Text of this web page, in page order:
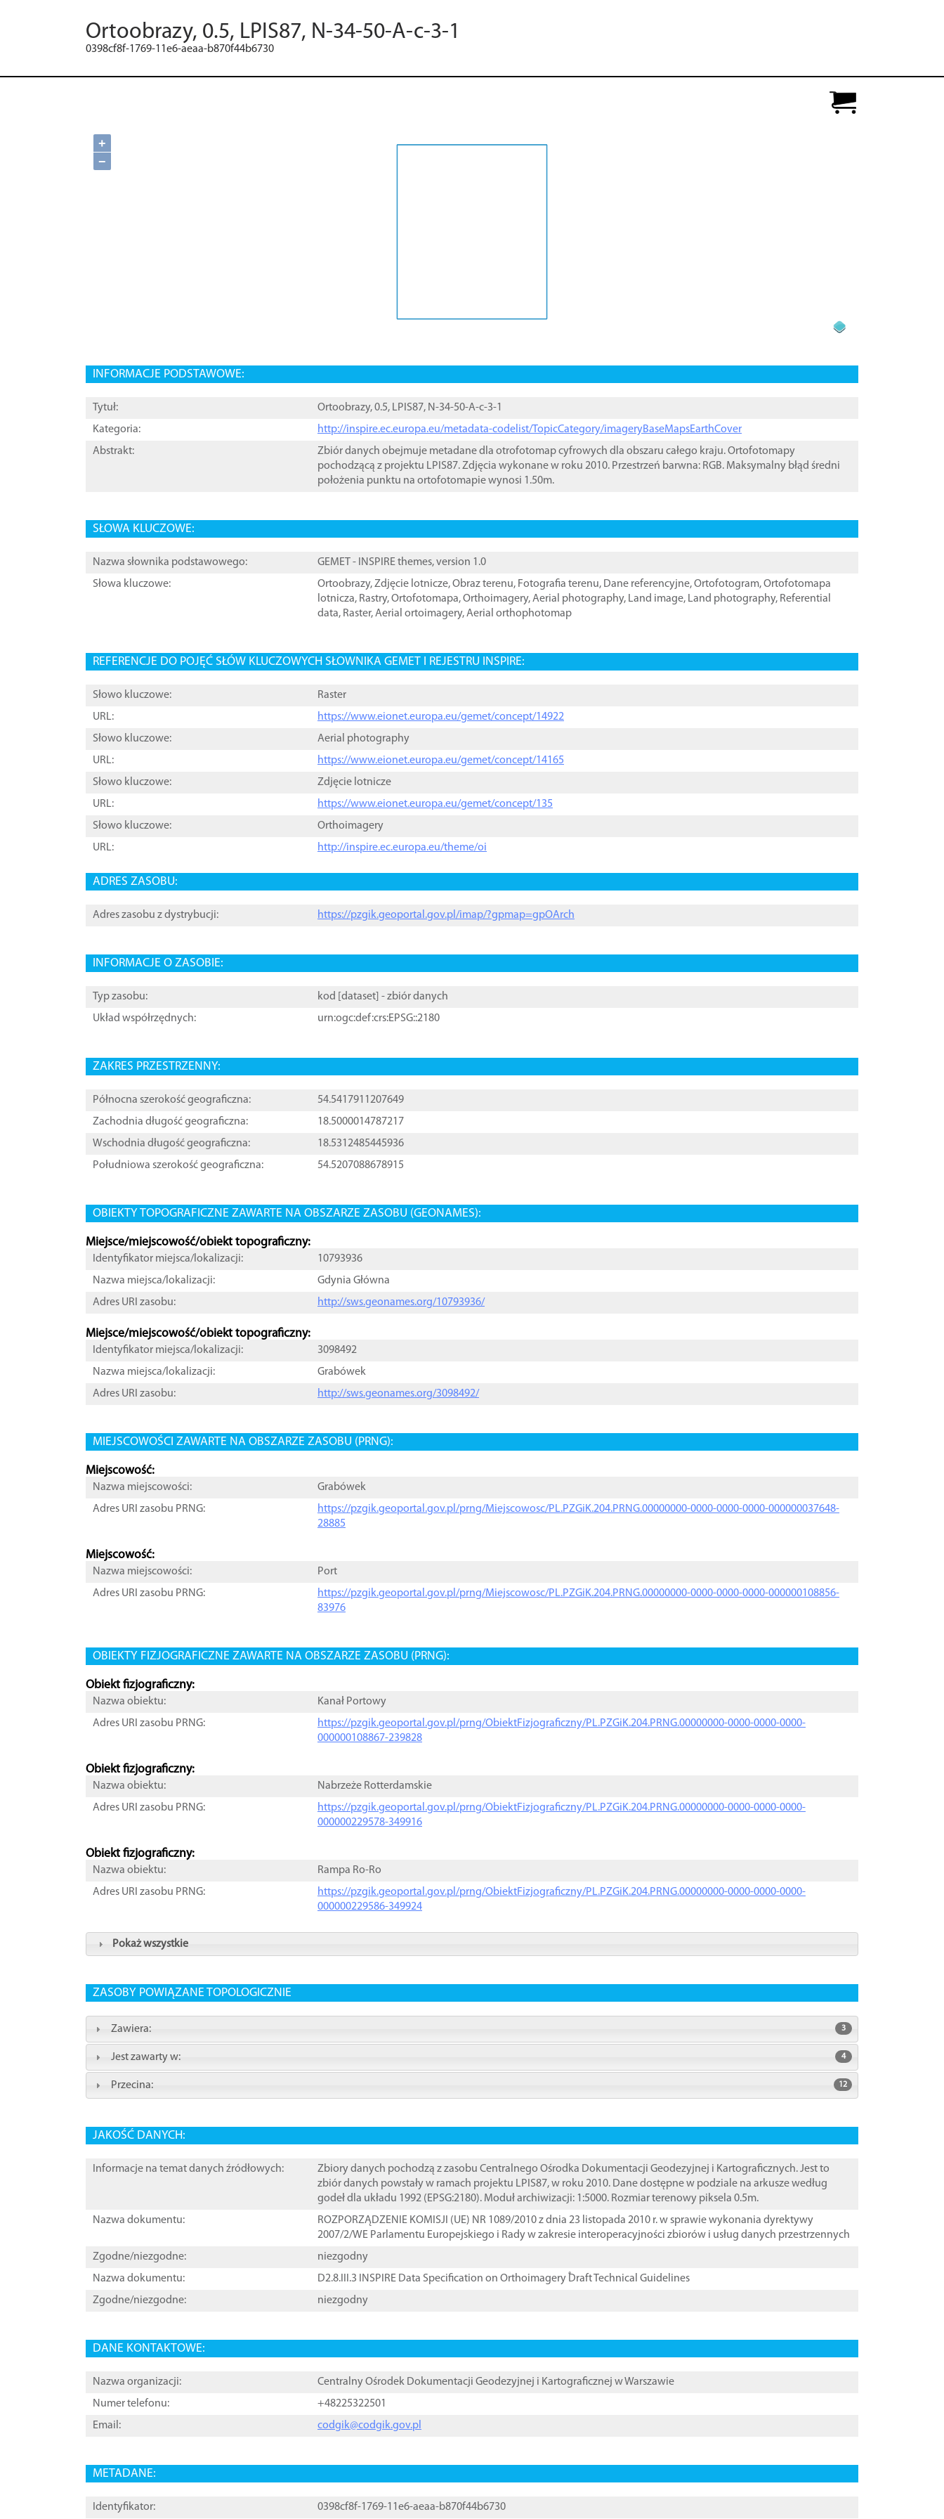
Ortoobrazy, 0.5, LPIS87, N-34-50-A-c-3-1
0398cf8f-1769-11e6-aeaa-b870f44b6730
+
−
INFORMACJE PODSTAWOWE:
Tytuł:
Ortoobrazy, 0.5, LPIS87, N-34-50-A-c-3-1
Kategoria:
http://inspire.ec.europa.eu/metadata-codelist/TopicCategory/imageryBaseMapsEarthCover
Abstrakt:
Zbiór danych obejmuje metadane dla otrofotomap cyfrowych dla obszaru całego kraju. Ortofotomapy
pochodzącą z projektu LPIS87. Zdjęcia wykonane w roku 2010. Przestrzeń barwna: RGB. Maksymalny błąd średni
położenia punktu na ortofotomapie wynosi 1.50m.
SŁOWA KLUCZOWE:
Nazwa słownika podstawowego:
GEMET - INSPIRE themes, version 1.0
Słowa kluczowe:
Ortoobrazy,Zdjęcie lotnicze,Obraz terenu, Fotografia terenu, Dane referencyjne,Ortofotogram,Ortofotomapa
lotnicza, Rastry,Ortofotomapa,Orthoimagery,Aerial photography, Land image, Land photography, Referential
data, Raster,Aerial ortoimagery,Aerial orthophotomap
REFERENCJE DO POJĘĆ SŁÓW KLUCZOWYCH SŁOWNIKA GEMET I REJESTRU INSPIRE:
Słowo kluczowe:
Raster
URL:
https://www.eionet.europa.eu/gemet/concept/14922
Słowo kluczowe:
Aerial photography
URL:
https://www.eionet.europa.eu/gemet/concept/14165
Słowo kluczowe:
Zdjęcie lotnicze
URL:
https://www.eionet.europa.eu/gemet/concept/135
Słowo kluczowe:
Orthoimagery
URL:
http://inspire.ec.europa.eu/theme/oi
ADRES ZASOBU:
Adres zasobu z dystrybucji: https://pzgik.geoportal.gov.pl/imap/?gpmap=gpOArch
INFORMACJE O ZASOBIE:
Typ zasobu: kod [ dataset ] - zbiór danych
Układ współrzędnych:
urn:ogc:def:crs:EPSG::2180
ZAKRES PRZESTRZENNY:
Północna szerokość geograficzna:
54.5417911207649
Zachodnia długość geograficzna:
18.5000014787217
Wschodnia długość geograficzna:
18.5312485445936
Południowa szerokość geograficzna:
54.5207088678915
OBIEKTY TOPOGRAFICZNE ZAWARTE NA OBSZARZE ZASOBU (GEONAMES):
Miejsce/miejscowość/obiekt topograficzny:
Identyfikator miejsca/lokalizacji:
10793936
Nazwa miejsca/lokalizacji:
Gdynia Główna
Adres URI zasobu:
http://sws.geonames.org/10793936/
Miejsce/miejscowość/obiekt topograficzny:
Identyfikator miejsca/lokalizacji:
3098492
Nazwa miejsca/lokalizacji:
Grabówek
Adres URI zasobu:
http://sws.geonames.org/3098492/
MIEJSCOWOŚCI ZAWARTE NA OBSZARZE ZASOBU (PRNG):
Miejscowość:
Nazwa miejscowości:
Grabówek
Adres URI zasobu PRNG:
https://pzgik.geoportal.gov.pl/prng/Miejscowosc/PL.PZGiK.204.PRNG.00000000-0000-0000-0000-000000037648-
28885
Miejscowość:
Nazwa miejscowości:
Port
Adres URI zasobu PRNG:
https://pzgik.geoportal.gov.pl/prng/Miejscowosc/PL.PZGiK.204.PRNG.00000000-0000-0000-0000-000000108856-
83976
OBIEKTY FIZJOGRAFICZNE ZAWARTE NA OBSZARZE ZASOBU (PRNG):
Obiekt fizjograficzny:
Nazwa obiektu:
Kanał Portowy
Adres URI zasobu PRNG:
https://pzgik.geoportal.gov.pl/prng/ObiektFizjograficzny/PL.PZGiK.204.PRNG.00000000-0000-0000-0000-
000000108867-239828
Obiekt fizjograficzny:
Nazwa obiektu:
Nabrzeże Rotterdamskie
Adres URI zasobu PRNG:
https://pzgik.geoportal.gov.pl/prng/ObiektFizjograficzny/PL.PZGiK.204.PRNG.00000000-0000-0000-0000-
000000229578-349916
Obiekt fizjograficzny:
Nazwa obiektu:
Rampa Ro-Ro
Adres URI zasobu PRNG:
https://pzgik.geoportal.gov.pl/prng/ObiektFizjograficzny/PL.PZGiK.204.PRNG.00000000-0000-0000-0000-
000000229586-349924
Pokaż wszystkie
ZASOBY POWIĄZANE TOPOLOGICZNIE
Zawiera: 3
Jest zawarty w: 4
Przecina: 12
JAKOŚĆ DANYCH:
Informacje na temat danych źródłowych:
Zbiory danych pochodzą z zasobu Centralnego Ośrodka Dokumentacji Geodezyjnej i Kartograficznych. Jest to
zbiór danych powstały w ramach projektu LPIS87, w roku 2010. Dane dostępne w podziale na arkusze według
godeł dla układu 1992 (EPSG:2180). Moduł archiwizacji: 1:5000. Rozmiar terenowy piksela 0.5m.
Nazwa dokumentu:
ROZPORZĄDZENIE KOMISJI (UE) NR 1089/2010 z dnia 23 listopada 2010 r. w sprawie wykonania dyrektywy
2007/2/WE Parlamentu Europejskiego i Rady w zakresie interoperacyjności zbiorów i usług danych przestrzennych
Zgodne/niezgodne:
niezgodny
Nazwa dokumentu:
D2.8.III.3 INSPIRE Data Specification on Orthoimagery ֠Draft Technical Guidelines
Zgodne/niezgodne:
niezgodny
DANE KONTAKTOWE:
Nazwa organizacji:
Centralny Ośrodek Dokumentacji Geodezyjnej i Kartograficznej w Warszawie
Numer telefonu:
+48225322501
Email:
codgik@codgik.gov.pl
METADANE:
Identyfikator: 0398cf8f-1769-11e6-aeaa-b870f44b6730